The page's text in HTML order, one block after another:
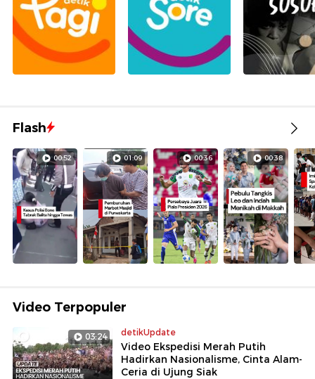
Flash
00:52 01:09 00:36 00:38
Video Terpopuler
03:24 detikUpdate
Video Ekspedisi Merah Putih
Hadirkan Nasionalisme, Cinta Alam-
Ceria di Ujung Siak